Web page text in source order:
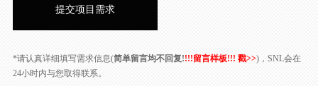
*请认真详细填写需求信息(简单留言均不回复!!!!留言样板!!! 戳>>)，SNL会在
24小时内与您取得联系。